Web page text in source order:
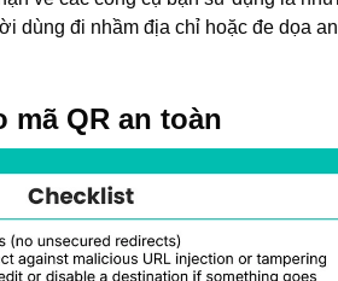
dùng đi nhầm địa chỉ hoặc đe dọa
mã QR an toàn